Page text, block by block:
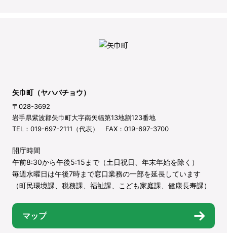
矢巾町（ヤハバチョウ）
〒028-3692
岩手県紫波郡矢巾町大字南矢幅第13地割123番地
TEL：019-697-2111（代表） FAX：019-697-3700
開庁時間
午前8:30から午後5:15まで（土日祝日、年末年始を除く）
毎週水曜日は午後7時まで窓口業務の一部を延長しています
（町民環境課、税務課、福祉課、こども家庭課、健康長寿課）
マップ